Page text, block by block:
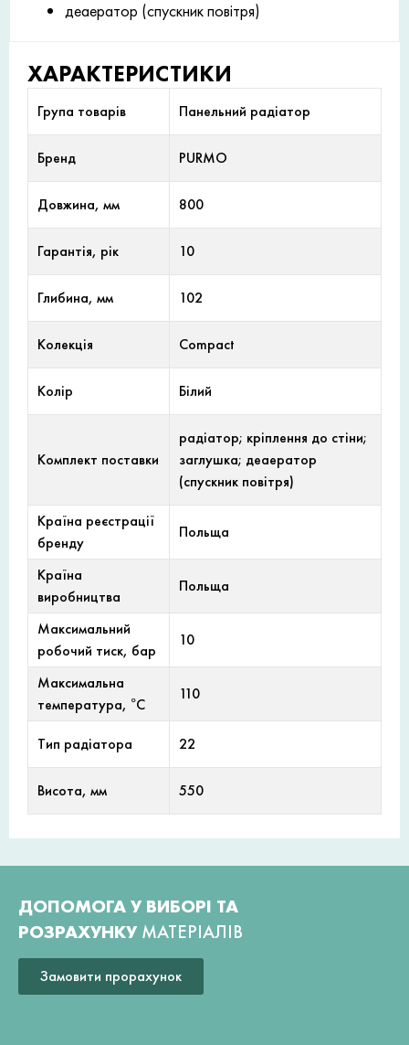
деаератор (спускник повітря)
ХАРАКТЕРИСТИКИ
Група товарів Панельний радіатор
Бренд PURMO
Довжина, мм 800
Гарантія, рік 10
Глибина, мм 102
Колекція Compact
Колір Білий
Комплект поставки
радіатор; кріплення до стіни;
заглушка; деаератор
(спускник повітря)
Країна реєстрації
бренду
Польща
Країна
виробництва
Польща
Максимальний
робочий тиск, бар
10
Максимальна
температура, °С
110
Тип радіатора 22
Висота, мм 550
ДОПОМОГА У ВИБОРІ ТА
РОЗРАХУНКУ МАТЕРІАЛІВ
Замовити прорахунок